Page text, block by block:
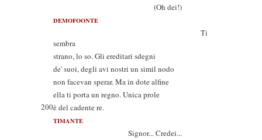
(Oh dei!)
DEMOFOONTE
Ti
sembra
strano, lo so. Gli ereditari sdegni
de' suoi, degli avi nostri un simil nodo
non facevan sperar. Ma in dote alfine
ella ti porta un regno. Unica prole
200è del cadente re.
TIMANTE
Signor... Credei...